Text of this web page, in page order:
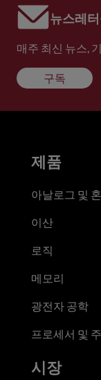
뉴스레
매주 최신 뉴스,
구독
제품
아날로그 및
이산
로직
메모리
광전자 공학
프로세서 및
시장